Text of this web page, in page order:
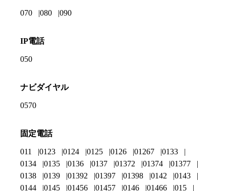
070 080 090
IP電話
050
ナビダイヤル
0570
固定電話
011 0123 0124 0125 0126 01267
0133
0134
0135 0136 0137 01372 01374
01377
0138
0139 01392 01397 01398 0142
0143
0144
0145 01456 01457 0146 01466 015